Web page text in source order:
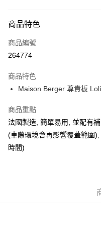
信用卡
AlipayHK
送貨方式
可選擇宅配, 順豐智能櫃, 順
豐自提點點碼便可
每筆HK$30.00，滿
付款後門市自取 (大約需時3-
商品特色
商品編號
264774
商品特色
Maison Berger 尊貴板
商品重點
法國製造, 簡單易用, 並配有
(車際環境會再影響覆蓋範圍
時間)